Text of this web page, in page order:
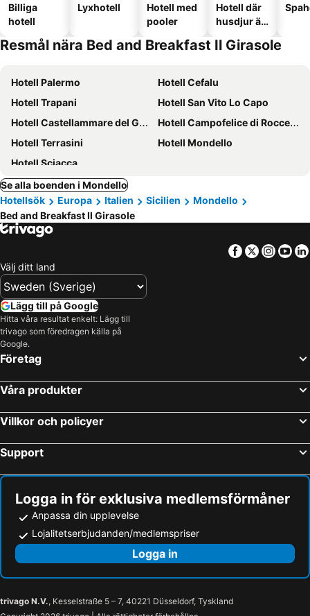
Billiga
hotell
Lyxhotell
Hotell med
pooler
Hotell där
husdjur är
Resmål nära Bed and Breakfast Il Girasole
Hotell Palermo
Hotell Cefalu
Hotell Trapani
Hotell San Vito Lo Capo
Hotell Castellammare del Golfo
Hotell Campofelice di Roccella
Hotell Terrasini
Hotell Mondello
Hotell Sciacca
Se alla boenden i Mondello
Hotellsök
Europa Italien Sicilien
Mondello
Bed and Breakfast Il Girasole
Facebook
Twitter
Välj ditt land
Lägg till på Google
Hitta våra resultat enkelt: Lägg till
trivago som föredragen källa på
Google.
Företag
Våra produkter
Villkor och policyer
Support
Logga in för exklusiva medlemsförmåner
Anpassa din upplevelse
Lojalitetserbjudanden/medlemspriser
Logga in
trivago N.V., Kesselstraße 5 – 7, 40221 Düsseldorf, Tyskland